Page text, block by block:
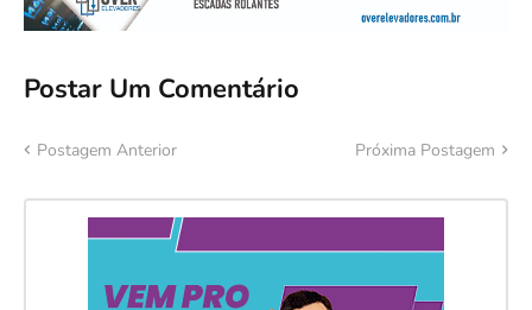
Postar Um Comentário
Postagem Anterior Próxima Postagem